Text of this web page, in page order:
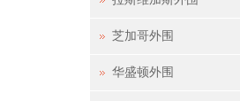
芝加哥外围
华盛顿外围